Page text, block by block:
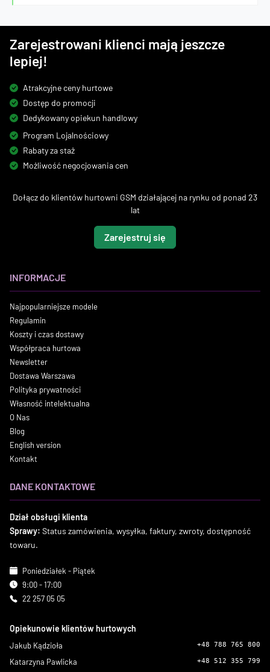
Zarejestrowani klienci mają jeszcze
lepiej!
Atrakcyjne ceny hurtowe
Dostęp do promocji
Dedykowany opiekun handlowy
Program Lojalnościowy
Rabaty za staż
Możliwość negocjowania cen
Dołącz do klientów hurtowni GSM działającej na rynku od ponad 23
lat
Zarejestruj się
INFORMACJE
Najpopularniejsze modele
Regulamin
Koszty i czas dostawy
Współpraca hurtowa
Newsletter
Dostawa Warszawa
Polityka prywatności
Własność intelektualna
O Nas
Blog
English version
Kontakt
DANE KONTAKTOWE
Dział obsługi klienta
Sprawy: Status zamówienia, wysyłka, faktury, zwroty, dostępność
towaru.
Poniedziałek - Piątek
9:00 - 17:00
22 257 05 05
Opiekunowie klientów hurtowych
Jakub Kądzioła +48 788 765 800
Katarzyna Pawlicka +48 512 355 799